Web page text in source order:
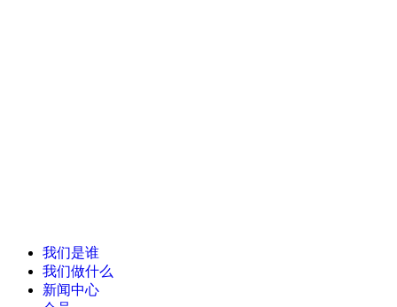
我们是谁
我们做什么
新闻中心